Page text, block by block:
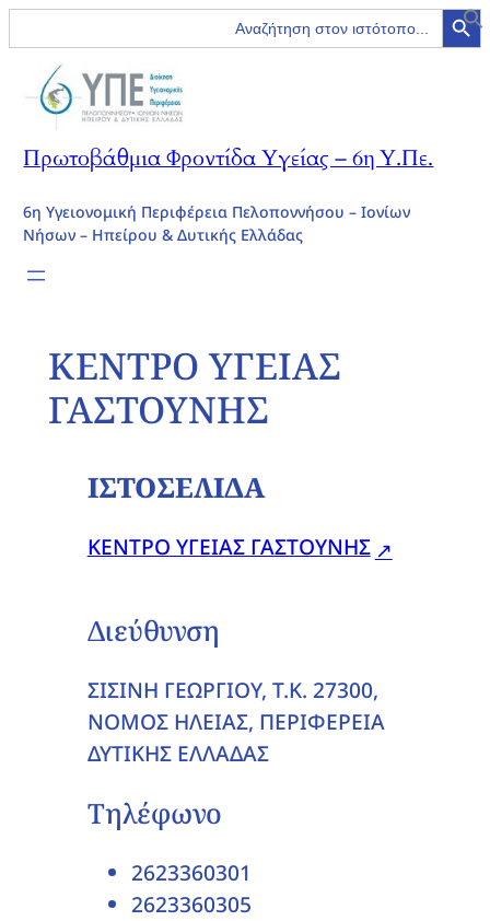
Search Search Button
Πρωτοβάθμια Φροντίδα Υγείας – 6η Υ.Πε.
6η Υγειονομική Περιφέρεια Πελοποννήσου – Ιονίων
Νήσων – Ηπείρου & Δυτικής Ελλάδας
ΚΕΝΤΡΟ ΥΓΕΙΑΣ
ΓΑΣΤΟΥΝΗΣ
ΙΣΤΟΣΕΛΙΔΑ
ΚΕΝΤΡΟ ΥΓΕΙΑΣ ΓΑΣΤΟΥΝΗΣ
Διεύθυνση
ΣΙΣΙΝΗ ΓΕΩΡΓΙΟΥ, T.K. 27300,
ΝΟΜΟΣ ΗΛΕΙΑΣ, ΠΕΡΙΦΕΡΕΙΑ
ΔΥΤΙΚΗΣ ΕΛΛΑΔΑΣ
Τηλέφωνο
2623360301
2623360305